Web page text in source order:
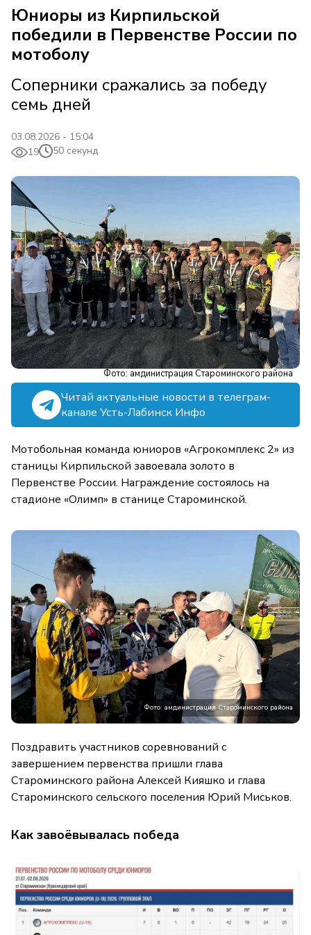
Юниоры из Кирпильской
победили в Первенстве России по
мотоболу
Соперники сражались за победу
семь дней
03.08.2026 - 15:04
19
50 секунд
Фото: амдинистрация Староминского района
Читай актуальные новости в телеграм-
канале Усть-Лабинск Инфо
Мотобольная команда юниоров «Агрокомплекс 2» из
станицы Кирпильской завоевала золото в
Первенстве России. Награждение состоялось на
стадионе «Олимп» в станице Староминской.
Фото: амдинистрация Староминского района
Поздравить участников соревнований с
завершением первенства пришли глава
Староминского района Алексей Кияшко и глава
Староминского сельского поселения Юрий Миськов.
Как завоёвывалась победа